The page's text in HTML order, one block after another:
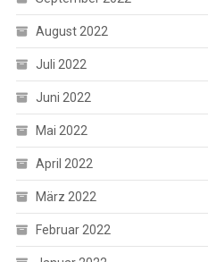
August 2022
Juli 2022
Juni 2022
Mai 2022
April 2022
März 2022
Februar 2022